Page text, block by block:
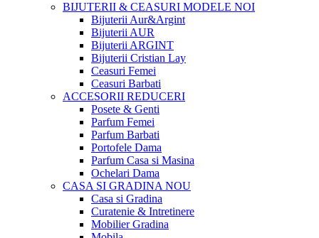
BIJUTERII & CEASURI MODELE NOI
Bijuterii Aur&Argint
Bijuterii AUR
Bijuterii ARGINT
Bijuterii Cristian Lay
Ceasuri Femei
Ceasuri Barbati
ACCESORII REDUCERI
Posete & Genti
Parfum Femei
Parfum Barbati
Portofele Dama
Parfum Casa si Masina
Ochelari Dama
CASA SI GRADINANOU
Casa si Gradina
Curatenie & Intretinere
Mobilier Gradina